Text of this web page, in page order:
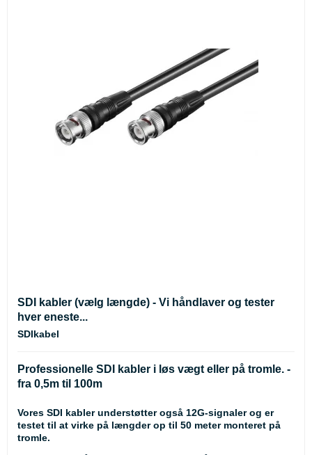
SDI kabler (vælg længde) - Vi håndlaver og tester
hver eneste...
SDIkabel
Professionelle SDI kabler i løs vægt eller på tromle. -
fra 0,5m til 100m
Vores SDI kabler understøtter også 12G-signaler og er
testet til at virke på længder op til 50 meter monteret på
tromle.